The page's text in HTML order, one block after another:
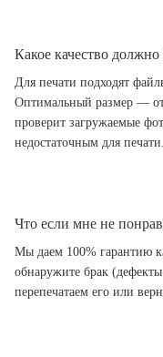
Какое качество
Для печати подходят
Оптимальный размер —
проверит загружаемые
недостаточным для печати.
Что если мне не
Мы даем 100% гарантию
обнаружите брак
перепечатаем его или